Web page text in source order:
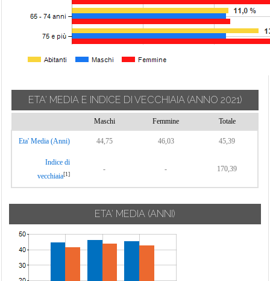
ETA' MEDIA E INDICE DI VECCHIAIA (ANNO 2021)
Maschi Femmine Totale
Eta' Media (Anni) 44,75 46,03 45,39
Indice di
vecchiaia[1]
- - 170,39
ETA' MEDIA (ANNI)